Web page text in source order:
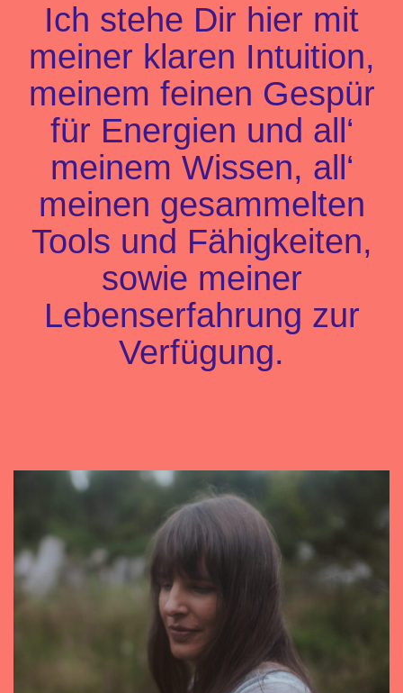
Ich stehe Dir hier mit
meiner klaren Intuition,
meinem feinen Gespür
für Energien und all‘
meinem Wissen, all‘
meinen gesammelten
Tools und Fähigkeiten,
sowie meiner
Lebenserfahrung zur
Verfügung.